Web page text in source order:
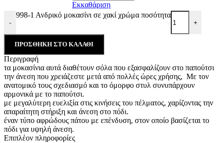
Εκκαθάριση
-
998-1 Ανδρικό μοκασίνι σε χακί χρώμα ποσότητα
+
ΠΡΟΣΘΉΚΗ ΣΤΟ ΚΑΛΆΘΙ
Περιγραφή
τα μοκασίνια αυτά διαθέτουν σόλα που εξασφαλίζουν στο παπούτσι
την άνεση που χρειάζεστε μετά από πολλές ώρες χρήσης, Με τον
ανατομικό τους σχεδιασμό και το όμορφο στυλ συνυπάρχουν
αρμονικά με το παπούτσι.
με μεγαλύτερη ευελιξία στις κινήσεις του πέλματος, χαρίζοντας την
απαραίτητη στήριξη και άνεση στο πόδι.
έναν τύπο αφρώδους πάτου με επένδυση, στον οποίο βασίζεται το
πόδι για υψηλή άνεση.
Επιπλέον πληροφορίες